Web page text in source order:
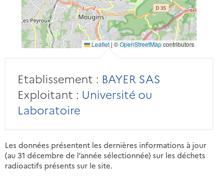
Leaflet | ©OpenStreetMapcontributors
Etablissement : BAYER SAS
Exploitant : Université ou
Laboratoire
Les données présentent les dernières informations à jour
(au 31 décembre de l’année sélectionnée) sur les déchets
radioactifs présents sur le site.